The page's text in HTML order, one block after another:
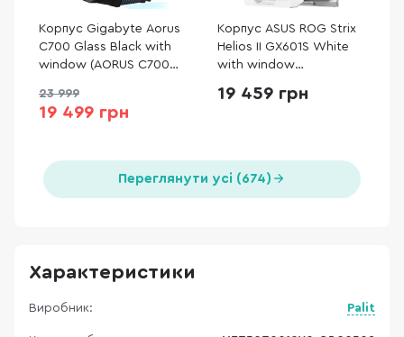
Корпус Gigabyte Aorus
C700 Glass Black with
window (AORUS C700
23 999
19 499 грн
Корпус ASUS ROG Strix
Helios II GX601S White
with window
19 459 грн
Переглянути усі (674)
Характеристики
Виробник: Palit